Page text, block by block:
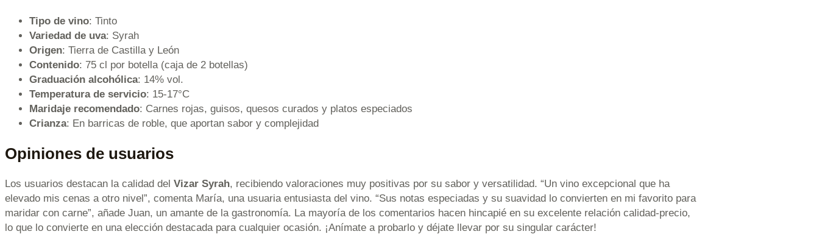
Tipo de vino: Tinto
Variedad de uva: Syrah
Origen: Tierra de Castilla y León
Contenido: 75 cl por botella (caja de 2 botellas)
Graduación alcohólica: 14% vol.
Temperatura de servicio: 15-17°C
Maridaje recomendado: Carnes rojas, guisos, quesos curados y platos especiados
Crianza: En barricas de roble, que aportan sabor y complejidad
Opiniones de usuarios
Los usuarios destacan la calidad del Vizar Syrah, recibiendo valoraciones muy positivas por su sabor y versatilidad. “Un vino excepcional que ha
elevado mis cenas a otro nivel”, comenta María, una usuaria entusiasta del vino. “Sus notas especiadas y su suavidad lo convierten en mi favorito para
maridar con carne”, añade Juan, un amante de la gastronomía. La mayoría de los comentarios hacen hincapié en su excelente relación calidad-precio,
lo que lo convierte en una elección destacada para cualquier ocasión. ¡Anímate a probarlo y déjate llevar por su singular carácter!